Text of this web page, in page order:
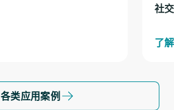
社
了
各类应用案例